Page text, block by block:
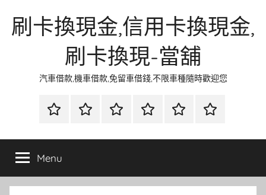
刷卡換現金,信用卡換現金,
刷卡換現-當舖
汽車借款,機車借款,免留車借錢,不限車種隨時歡迎您
首
當
金
網
資
流
時
環
清
聯
徵
Menu